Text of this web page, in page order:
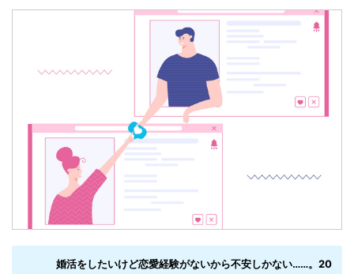
婚活をしたいけど恋愛経験がないから不安しかない……。20